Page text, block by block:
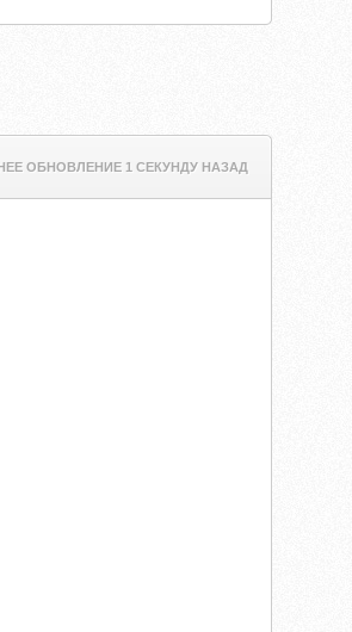
ОБНОВЛЕНИЕ 1 СЕКУНДУ НАЗАД